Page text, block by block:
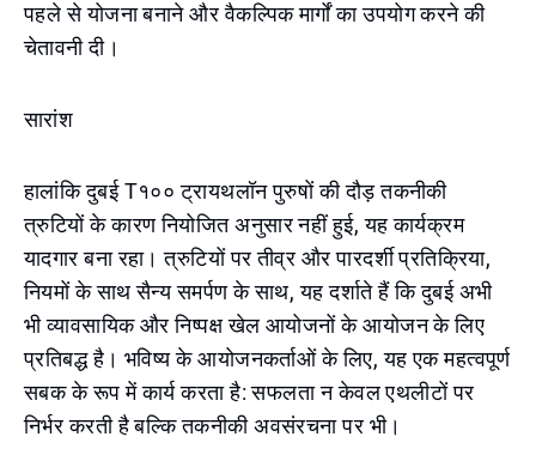
पहले से योजना बनाने और वैकल्पिक मार्गों का उपयोग करने की
चेतावनी दी।
सारांश
हालांकि दुबई T१०० ट्रायथलॉन पुरुषों की दौड़ तकनीकी
त्रुटियों के कारण नियोजित अनुसार नहीं हुई, यह कार्यक्रम
यादगार बना रहा। त्रुटियों पर तीव्र और पारदर्शी प्रतिक्रिया,
नियमों के साथ सैन्य समर्पण के साथ, यह दर्शाते हैं कि दुबई अभी
भी व्यावसायिक और निष्पक्ष खेल आयोजनों के आयोजन के लिए
प्रतिबद्ध है। भविष्य के आयोजनकर्ताओं के लिए, यह एक महत्वपूर्ण
सबक के रूप में कार्य करता है: सफलता न केवल एथलीटों पर
निर्भर करती है बल्कि तकनीकी अवसंरचना पर भी।